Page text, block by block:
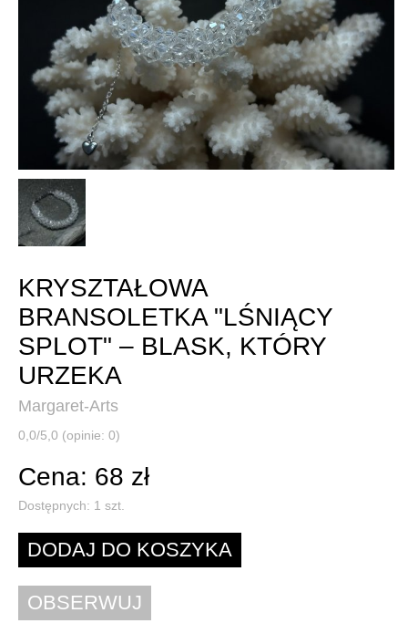
KRYSZTAŁOWA
BRANSOLETKA "LŚNIĄCY
SPLOT" – BLASK, KTÓRY
URZEKA
Margaret-Arts
0,0/5,0 (opinie: 0)
Cena: 68 zł
Dostępnych: 1 szt.